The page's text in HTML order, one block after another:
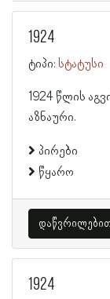
1924
ტიპი: სტატუსი
1924 წლის
აზნაური.
პირები
წყარო
1924